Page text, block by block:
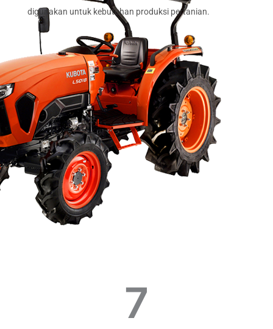
digunakan untuk kebutuhan produksi pertanian.
7